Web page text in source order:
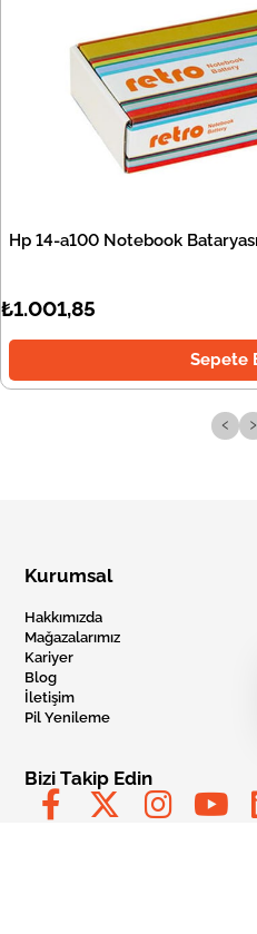
Hp 14-a100 Notebook
₺1.001,85
Sepete
‹ ›
Kurumsal
Hakkımızda
Mağazalarımız
Kariyer
Blog
İletişim
Pil Yenileme
Bizi Takip Edin